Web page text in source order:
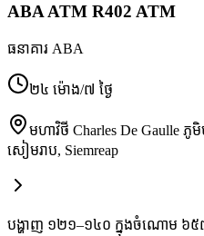
ABA ATM R402 ATM
ធនាគារ ABA
២៤ ម៉ោង/៧ ថ្ងៃ
មហាវិថី Charles De Gaulle
សៀមរាប, Siemreap
បង្ហាញ ១២១–១៤០ ក្នុងចំណោម ៦